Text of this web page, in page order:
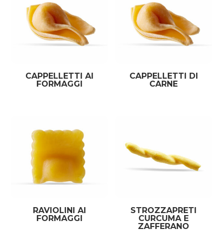
CAPPELLETTI AI
FORMAGGI
CAPPELLETTI DI
CARNE
RAVIOLINI AI
FORMAGGI
STROZZAPRETI
CURCUMA E
ZAFFERANO